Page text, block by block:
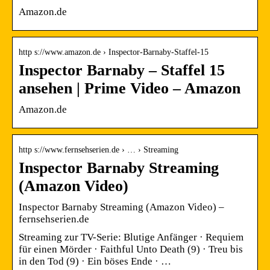
Amazon.de
http s://www.amazon.de › Inspector-Barnaby-Staffel-15
Inspector Barnaby – Staffel 15
ansehen | Prime Video – Amazon
Amazon.de
http s://www.fernsehserien.de › … › Streaming
Inspector Barnaby Streaming
(Amazon Video)
Inspector Barnaby Streaming (Amazon Video) –
fernsehserien.de
Streaming zur TV-Serie: Blutige Anfänger · Requiem
für einen Mörder · Faithful Unto Death (9) · Treu bis
in den Tod (9) · Ein böses Ende · …